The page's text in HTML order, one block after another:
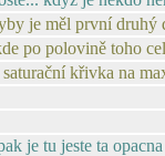
je měl první druhý
po polovině toho
křivka na
je tu jeste ta